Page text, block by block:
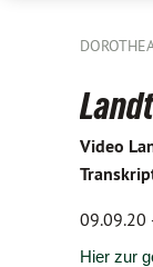
Video
09.09.20
Hier zur